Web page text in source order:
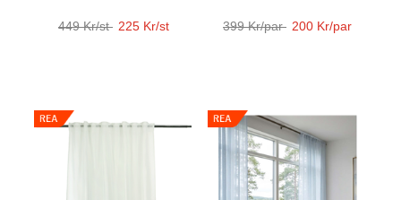
449 Kr/st 225 Kr/st 399 Kr/par 200 Kr/par